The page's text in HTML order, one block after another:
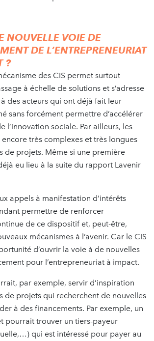
NOUVELLE VOIE DE
DE L’ENTREPRENEURIAT
?
des CIS permet surtout
à échelle de solutions et s’adresse
des acteurs qui ont déjà fait leur
sans forcément permettre d’accélérer
l’innovation sociale. Par ailleurs, les
très complexes et très longues
de projets. Même si une première
eu lieu à la suite du rapport Lavenir
appels à manifestation d’intérêts
permettre de renforcer
de ce dispositif et, peut-être,
mécanismes à l’avenir. Car le CIS
d’ouvrir la voie à de nouvelles
pour l’entrepreneuriat à impact.
par exemple, servir d’inspiration
de projets qui recherchent de nouvelles
à des financements. Par exemple, un
pourrait trouver un tiers-payeur
qui est intéressé pour payer au